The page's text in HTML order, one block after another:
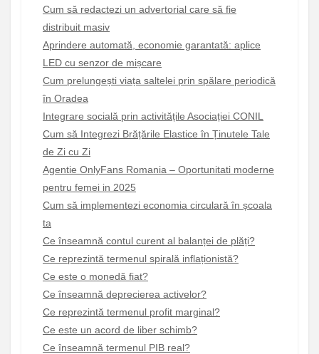
Cum să redactezi un advertorial care să fie
distribuit masiv
Aprindere automată, economie garantată: aplice
LED cu senzor de mișcare
Cum prelungești viața saltelei prin spălare periodică
în Oradea
Integrare socială prin activitățile Asociației CONIL
Cum să Integrezi Brățările Elastice în Ținutele Tale
de Zi cu Zi
Agentie OnlyFans Romania – Oportunitati moderne
pentru femei in 2025
Cum să implementezi economia circulară în școala
ta
Ce înseamnă contul curent al balanței de plăți?
Ce reprezintă termenul spirală inflaționistă?
Ce este o monedă fiat?
Ce înseamnă deprecierea activelor?
Ce reprezintă termenul profit marginal?
Ce este un acord de liber schimb?
Ce înseamnă termenul PIB real?